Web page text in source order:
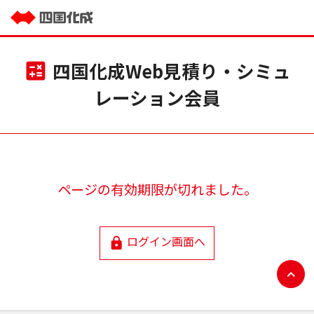
calculate 四国化成Web見積り・シミュ
レーション会員
ページの有効期限が切れました。
lock ログイン画面へ
expand_less